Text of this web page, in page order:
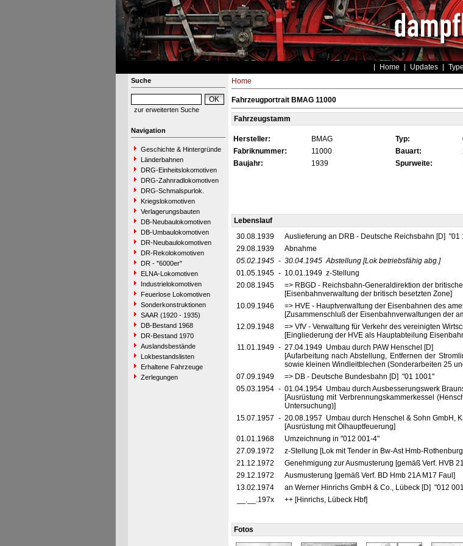
Home Updates
Suche
zur erweiterten Suche
Navigation
Geschichte & Hintergründe
Länderbahnen
DRG-Einheitslokomotiven
DRG-Zahnradlokomotiven
DRG-Schmalspurlok.
Kriegslokomotiven
Verlagerungsbauten
DB-Neubaulokomotiven
DB-Umbaulokomotiven
DR-Neubaulokomotiven
DR-Rekolokomotiven
DR - "6000er"
ELNA-Lokomotiven
Industrielokomotiven
Feuerlose Lokomotiven
Sonderkonstruktionen
SAAR (1920 - 1935)
DB-Bestand 1968
DR-Bestand 1970
Auslandsbestände
Lokbestandslisten
Erhaltene Fahrzeuge
Zerlegungen
Home
Fahrzeugportrait BMAG 11000
Fahrzeugstamm
Hersteller: BMAG Typ:
Fabriknummer:
11000 Bauart:
Baujahr:
1939 Spurweite:
Lebenslauf
30.08.1939
Auslieferung an DRB - Deutsche Reichsbahn [D] "01
29.08.1939
Abnahme
05.02.1945 - 30.04.1945 Abstellung [Lok betriebsfähig abg.]
01.05.1945 - 10.01.1949 z-Stellung
20.08.1945
=> RBGD - Reichsbahn-Generaldirektion der
[Eisenbahnverwaltung der britisch besetzten Zone]
10.09.1946
=> HVE - Hauptverwaltung der Eisenbahnen des
[Zusammenschluß der Eisenbahnverwaltungen der
12.09.1948
=> VfV - Verwaltung für Verkehr des vereinigten
[Eingliederung der HVE als Hauptabteilung
11.01.1949 - 27.04.1949 Umbau durch PAW Henschel [D]
[Aufarbeitung nach Abstellung, Entfernen der
sowie kleinen Windleitblechen (Sonderarbeiten 25
07.09.1949
=> DB - Deutsche Bundesbahn [D] "01 1001"
05.03.1954 - 01.04.1954 Umbau durch Ausbesserungswerk
[Ausrüstung mit Verbrennungskammerkessel
Untersuchung)]
15.07.1957 - 20.08.1957 Umbau durch Henschel & Sohn GmbH,
[Ausrüstung mit Ölhauptfeuerung]
01.01.1968
Umzeichnung in "012 001-4"
27.09.1972
z-Stellung [Lok mit Tender in Bw-Ast Hmb-
21.12.1972
Genehmigung zur Ausmusterung [gemäß Verf. HVB
29.12.1972
Ausmusterung [gemäß Verf. BD Hmb 21A M17 Faul]
13.02.1974
an Werner Hinrichs GmbH & Co., Lübeck [D] "012
__.__.197x
++ [Hinrichs, Lübeck Hbf]
Fotos